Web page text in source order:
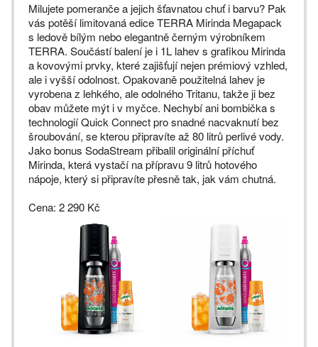
Milujete pomeranče a jejich šťavnatou chuť i barvu? Pak
vás potěší limitovaná edice TERRA Mirinda Megapack
s ledově bílým nebo elegantně černým výrobníkem
TERRA. Součástí balení je i 1L lahev s grafikou Mirinda
a kovovými prvky, které zajišťují nejen prémiový vzhled,
ale i vyšší odolnost. Opakovaně použitelná lahev je
vyrobena z lehkého, ale odolného Tritanu, takže ji bez
obav můžete mýt i v myčce. Nechybí ani bombička s
technologií Quick Connect pro snadné nacvaknutí bez
šroubování, se kterou připravíte až 80 litrů perlivé vody.
Jako bonus SodaStream přibalil originální příchuť
Mirinda, která vystačí na přípravu 9 litrů hotového
nápoje, který si připravíte přesně tak, jak vám chutná.
Cena: 2 290 Kč